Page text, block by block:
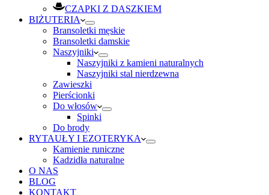
CZAPKI Z DASZKIEM
BIŻUTERIA
Bransoletki męskie
Bransoletki damskie
Naszyjniki
Naszyjniki z kamieni naturalnych
Naszyjniki stal nierdzewna
Zawieszki
Pierścionki
Do włosów
Spinki
Do brody
RYTAUŁY I EZOTERYKA
Kamienie runiczne
Kadzidła naturalne
O NAS
BLOG
KONTAKT